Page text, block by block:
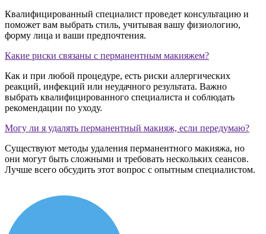
Квалифицированный специалист проведет консультацию и
поможет вам выбрать стиль, учитывая вашу физиологию,
форму лица и ваши предпочтения.
Какие риски связаны с перманентным макияжем?
Как и при любой процедуре, есть риски аллергических
реакций, инфекций или неудачного результата. Важно
выбрать квалифицированного специалиста и соблюдать
рекомендации по уходу.
Могу ли я удалять перманентный макияж, если передумаю?
Существуют методы удаления перманентного макияжа, но
они могут быть сложными и требовать нескольких сеансов.
Лучше всего обсудить этот вопрос с опытным специалистом.